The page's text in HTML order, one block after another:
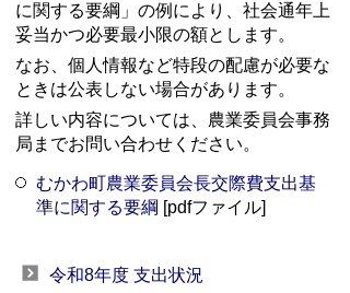
に関する要綱」の例により、社会通年上
妥当かつ必要最小限の額とします。
なお、個人情報など特段の配慮が必要な
ときは公表しない場合があります。
詳しい内容については、農業委員会事務
局までお問い合わせください。
むかわ町農業委員会長交際費支出基
準に関する要綱 [pdfファイル]
令和8年度 支出状況